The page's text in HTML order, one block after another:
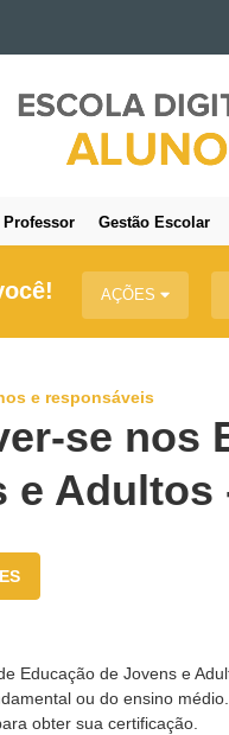
Professor Gestão Escolar
AÇÕES
e responsáveis
se nos
e Adultos
Educação de Jovens e
ou do ensino
obter sua certificação.